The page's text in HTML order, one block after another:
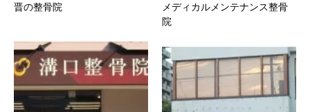
晋の整骨院
メディカルメンテナンス整骨
院